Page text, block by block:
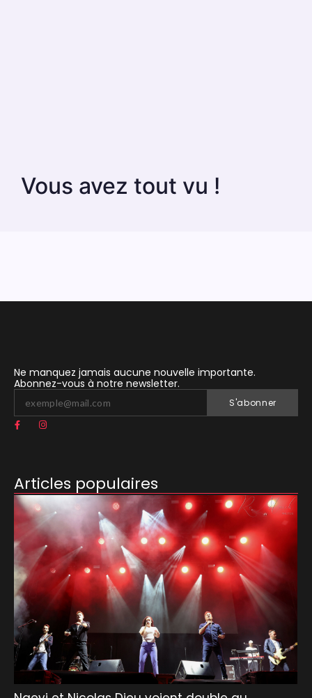
Vous avez tout vu !
Ne manquez jamais aucune nouvelle importante.
Abonnez-vous à notre newsletter.
S'abonner
Articles populaires